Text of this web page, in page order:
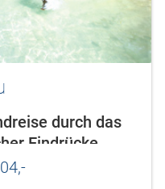
durch das
Eindrücke